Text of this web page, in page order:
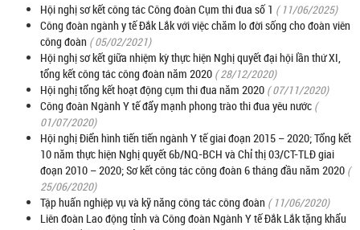
Hội nghị sơ kết công tác Công đoàn Cụm thi đua số 1 ( 11/06/2025)
Công đoàn ngành y tế Đắk Lắk với việc chăm lo đời sống cho đoàn viên
công đoàn ( 05/02/2021)
Hội nghị sơ kết giữa nhiệm kỳ thực hiện Nghị quyết đại hội lần thứ XI,
tổng kết công tác công đoàn năm 2020 ( 28/12/2020)
Hội nghị tổng kết hoạt động cụm thi đua năm 2020 ( 07/11/2020)
Công đoàn Ngành Y tế đẩy mạnh phong trào thi đua yêu nước (
01/07/2020)
Hội nghị Điển hình tiến tiến ngành Y tế giai đoạn 2015 – 2020; Tổng kết
10 năm thực hiện Nghị quyết 6b/NQ-BCH và Chỉ thị 03/CT-TLĐ giai
đoạn 2010 – 2020; Sơ kết công tác công đoàn 6 tháng đầu năm 2020 (
25/06/2020)
Tập huấn nghiệp vụ và kỹ năng công tác công đoàn ( 11/06/2020)
Liên đoàn Lao động tỉnh và Công đoàn Ngành Y tế Đắk Lắk tặng khẩu